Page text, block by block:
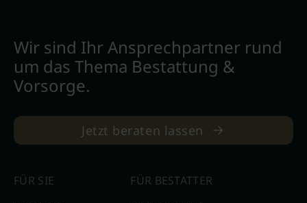
Wir sind Ihr Ansprechpartner rund
um das Thema Bestattung &
Vorsorge.
Jetzt beraten lassen
FÜR SIE
FÜR BESTATTER